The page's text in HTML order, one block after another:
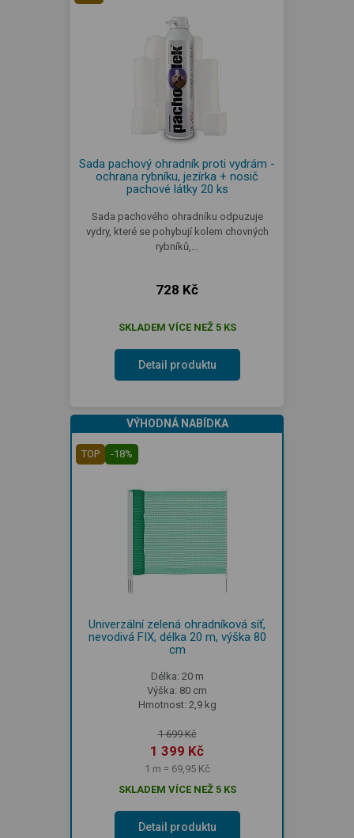
Sada pachový ohradník proti vydrám -
ochrana rybníku, jezírka + nosič
pachové látky 20 ks
Sada pachového ohradníku odpuzuje
vydry, které se pohybují kolem chovných
rybníků,…
728 Kč
SKLADEM VÍCE NEŽ 5 KS
Detail produktu
VÝHODNÁ NABÍDKA
TOP -18%
Univerzální zelená ohradníková síť,
nevodivá FIX, délka 20 m, výška 80
cm
Délka: 20 m
Výška: 80 cm
Hmotnost: 2,9 kg
1 699 Kč
1 399 Kč
1 m = 69,95 Kč
SKLADEM VÍCE NEŽ 5 KS
Detail produktu